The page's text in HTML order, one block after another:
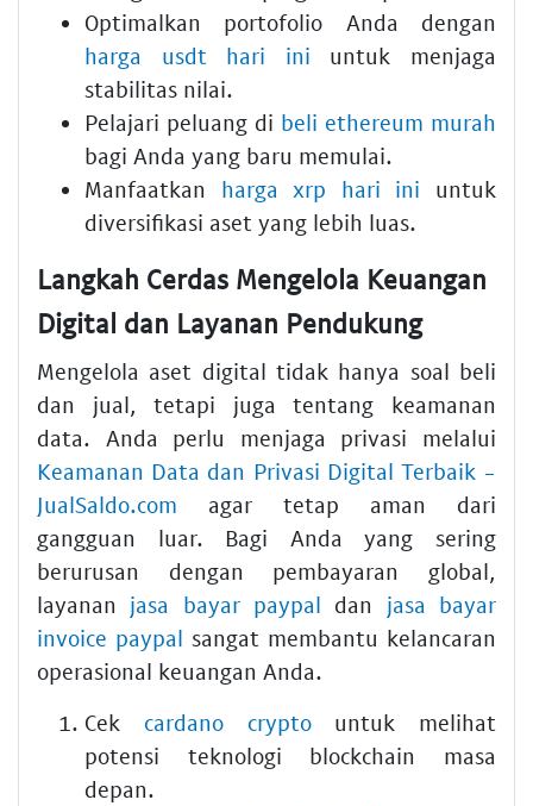
Optimalkan portofolio Anda dengan
harga usdt hari ini untuk menjaga
stabilitas nilai.
Pelajari peluang di beli ethereum murah
bagi Anda yang baru memulai.
Manfaatkan harga xrp hari ini untuk
diversifikasi aset yang lebih luas.
Langkah Cerdas Mengelola Keuangan
Digital dan Layanan Pendukung
Mengelola aset digital tidak hanya soal beli
dan jual, tetapi juga tentang keamanan
data. Anda perlu menjaga privasi melalui
Keamanan Data dan Privasi Digital Terbaik -
JualSaldo.com agar tetap aman dari
gangguan luar. Bagi Anda yang sering
berurusan dengan pembayaran global,
layanan jasa bayar paypal dan jasa bayar
invoice paypal sangat membantu kelancaran
operasional keuangan Anda.
Cek cardano cryptountuk melihat
potensi teknologi blockchain masa
depan.